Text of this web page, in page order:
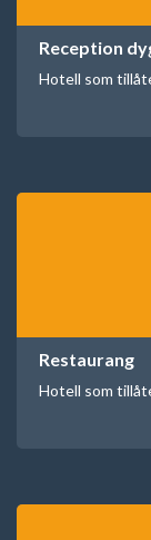
Reception
Hotell som
Restaurang
Hotell som